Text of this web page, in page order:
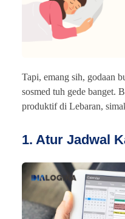
Tapi, emang sih, godaan
sosmed tuh gede banget.
produktif di Lebaran,
1. Atur Jadwal